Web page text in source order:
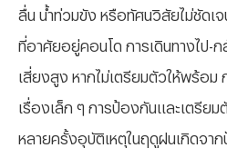
ลื่น น้ำท่วมขัง หรือทัศนวิสัยไม่ชัดเ
ที่อาศัยอยู่คอนโด การเดินทางไป-
เสี่ยงสูง หากไม่เตรียมตัวให้พร้อม
เรื่องเล็ก ๆ การป้องกันและเตรีย
หลายครั้งอุบัติเหตุในฤดูฝนเกิดจาก